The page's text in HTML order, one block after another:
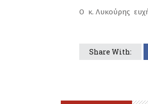
Ο κ. Λυκούρης
Share With: